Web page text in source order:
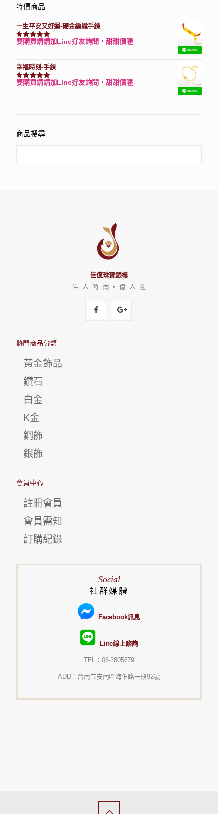
特價商品
一生平安又好運-硬金編織手鍊
評分7740滿分 5
要購買請請加Line好友詢問，甜甜價喔
幸福時刻-手鍊
評分3150滿分 5
要購買請請加Line好友詢問，甜甜價喔
商品搜尋
佳億珠寶銀樓
佳 人 時 尚 • 億 人 迷
熱門商品分類
黃金飾品
鑽石
白金
K金
鋼飾
銀飾
會員中心
註冊會員
會員需知
訂購紀錄
Social
社群媒體
Facebook訊息
Line線上諮詢
TEL：06-2805679
ADD：台南市安南區海佃路一段92號